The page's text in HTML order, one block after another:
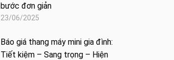
bước đơn giản
23/06/2025
Báo giá thang máy mini gia đình:
Tiết kiệm – Sang trọng – Hiện